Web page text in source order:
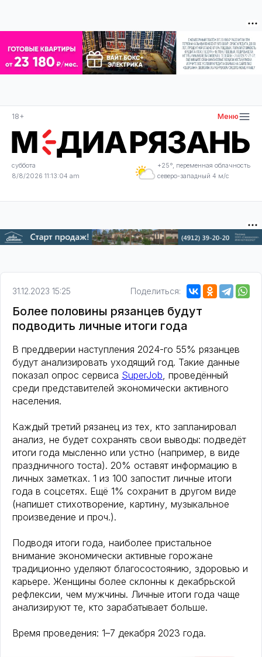
18+ Меню
суббота
8/8/2026 11:13:04 am
+25°, переменная облачность
северо-западный 4 м/с
31.12.2023 15:25 Поделиться:
Более половины рязанцев будут
подводить личные итоги года
В преддверии наступления 2024-го 55% рязанцев
будут анализировать уходящий год. Такие данные
показал опрос сервиса SuperJob, проведённый
среди представителей экономически активного
населения.
Каждый третий рязанец из тех, кто запланировал
анализ, не будет сохранять свои выводы: подведёт
итоги года мысленно или устно (например, в виде
праздничного тоста). 20% оставят информацию в
личных заметках. 1 из 100 запостит личные итоги
года в соцсетях. Ещё 1% сохранит в другом виде
(напишет стихотворение, картину, музыкальное
произведение и проч.).
Подводя итоги года, наиболее пристальное
внимание экономически активные горожане
традиционно уделяют благосостоянию, здоровью и
карьере. Женщины более склонны к декабрьской
рефлексии, чем мужчины. Личные итоги года чаще
анализируют те, кто зарабатывает больше.
Время проведения: 1–7 декабря 2023 года.